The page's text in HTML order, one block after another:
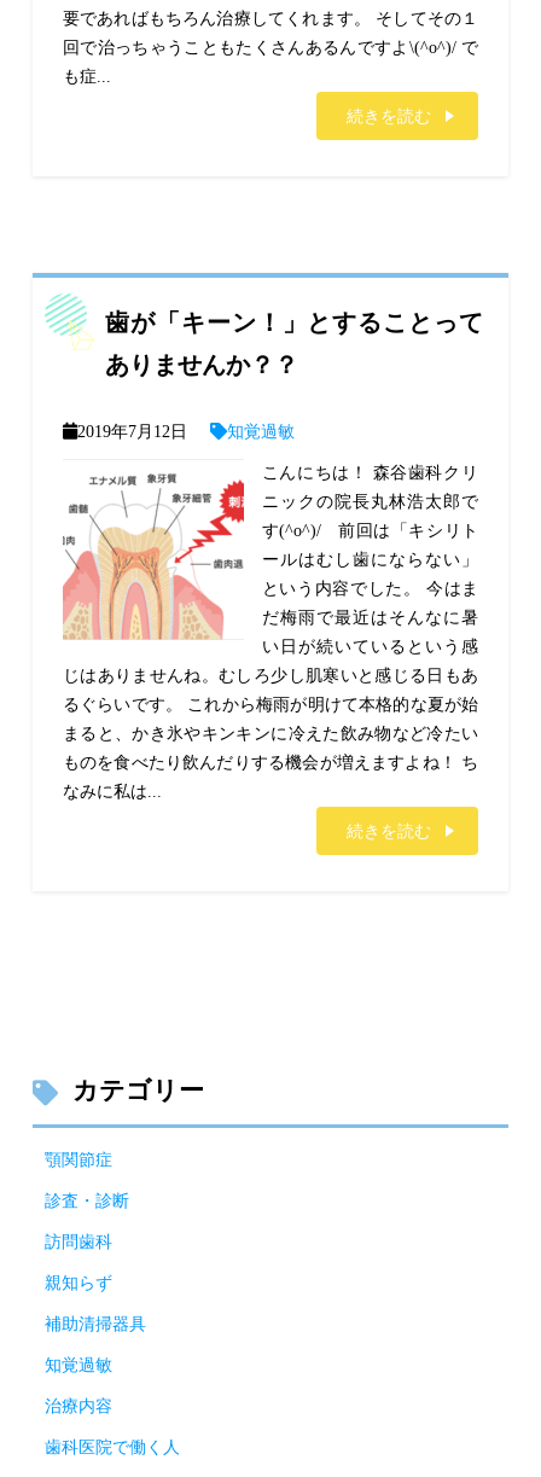
要であればもちろん治療してくれます。 そしてその１
回で治っちゃうこともたくさんあるんですよ\(^o^)/ で
も症...
続きを読む
歯が「キーン！」とすることって
ありませんか？？
2019年7月12日 知覚過敏
こんにちは！ 森谷歯科クリ
ニックの院長丸林浩太郎で
す(^o^)/ 前回は「キシリト
ールはむし歯にならない」
という内容でした。 今はま
だ梅雨で最近はそんなに暑
い日が続いているという感
じはありませんね。むしろ少し肌寒いと感じる日もあ
るぐらいです。 これから梅雨が明けて本格的な夏が始
まると、かき氷やキンキンに冷えた飲み物など冷たい
ものを食べたり飲んだりする機会が増えますよね！ ち
なみに私は...
続きを読む
カテゴリー
顎関節症
診査・診断
訪問歯科
親知らず
補助清掃器具
知覚過敏
治療内容
歯科医院で働く人